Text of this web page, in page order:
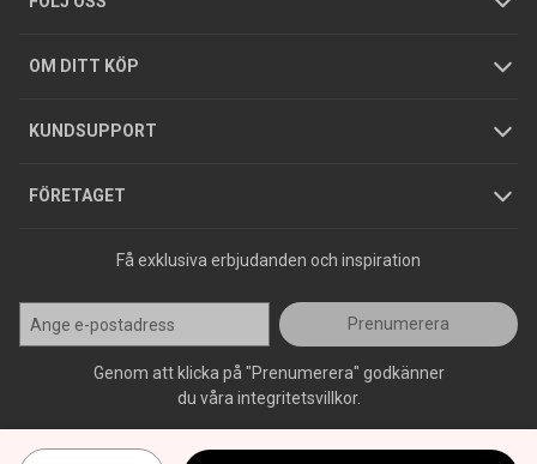
OM DITT KÖP
GDPR
KUNDSUPPORT
Köpguider
Varumärken
FÖRETAGET
Hållbarhet
Jobba hos oss
Press
Få exklusiva erbjudanden och inspiration
Prenumerera
Genom att klicka på "Prenumerera" godkänner
du våra integritetsvillkor.